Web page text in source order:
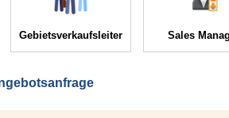
Gebietsverkaufsleiter Sales